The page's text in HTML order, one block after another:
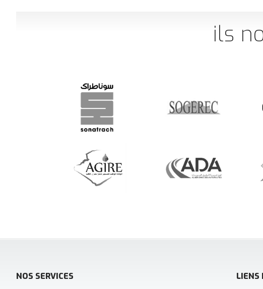
ils
NOS SERVICES LIENS